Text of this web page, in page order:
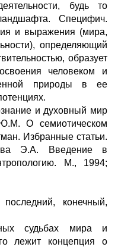
будь то
Специфич.
и выражения (мира,
определяющий
образует
человеком и
природы в ее
и духовный мир
О семиотическом
Избранные статьи.
Э.А. Введение в
М., 1994;
конечный,
судьбах мира и
лежит концепция о